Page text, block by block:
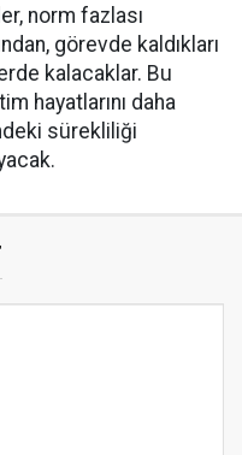
norm fazlası
görevde kaldıkları
kalacaklar. Bu
hayatlarını daha
sürekliliği